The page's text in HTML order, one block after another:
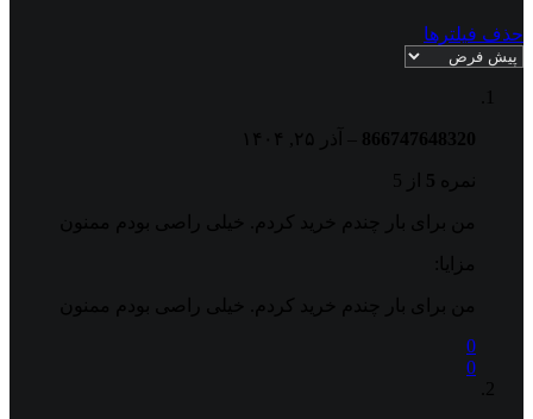
حذف فیلترها
866747648320 آذر ۲۵, ۱۴۰۴
نمره 5 از 5
من برای بار چندم خرید کردم. خیلی راصی بودم ممنون
مزایا:
من برای بار چندم خرید کردم. خیلی راصی بودم ممنون
0
0